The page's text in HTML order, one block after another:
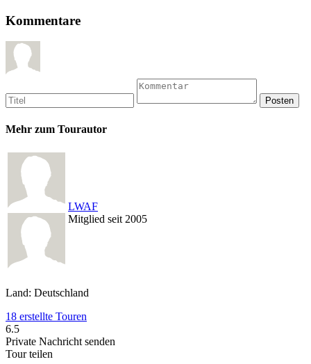
Kommentare
Mehr zum Tourautor
LWAF
Mitglied seit 2005
Land: Deutschland
18 erstellte Touren
6.5
Private Nachricht senden
Tour teilen